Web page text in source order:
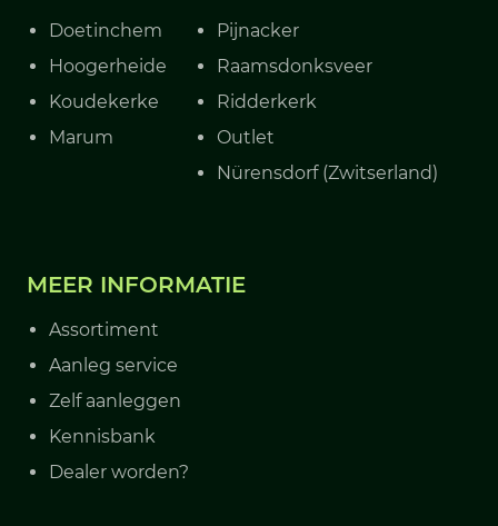
Doetinchem
Hoogerheide
Koudekerke
Marum
Pijnacker
Raamsdonksveer
Ridderkerk
Outlet
Nürensdorf (Zwitserland)
MEER INFORMATIE
Assortiment
Aanleg service
Zelf aanleggen
Kennisbank
Dealer worden?